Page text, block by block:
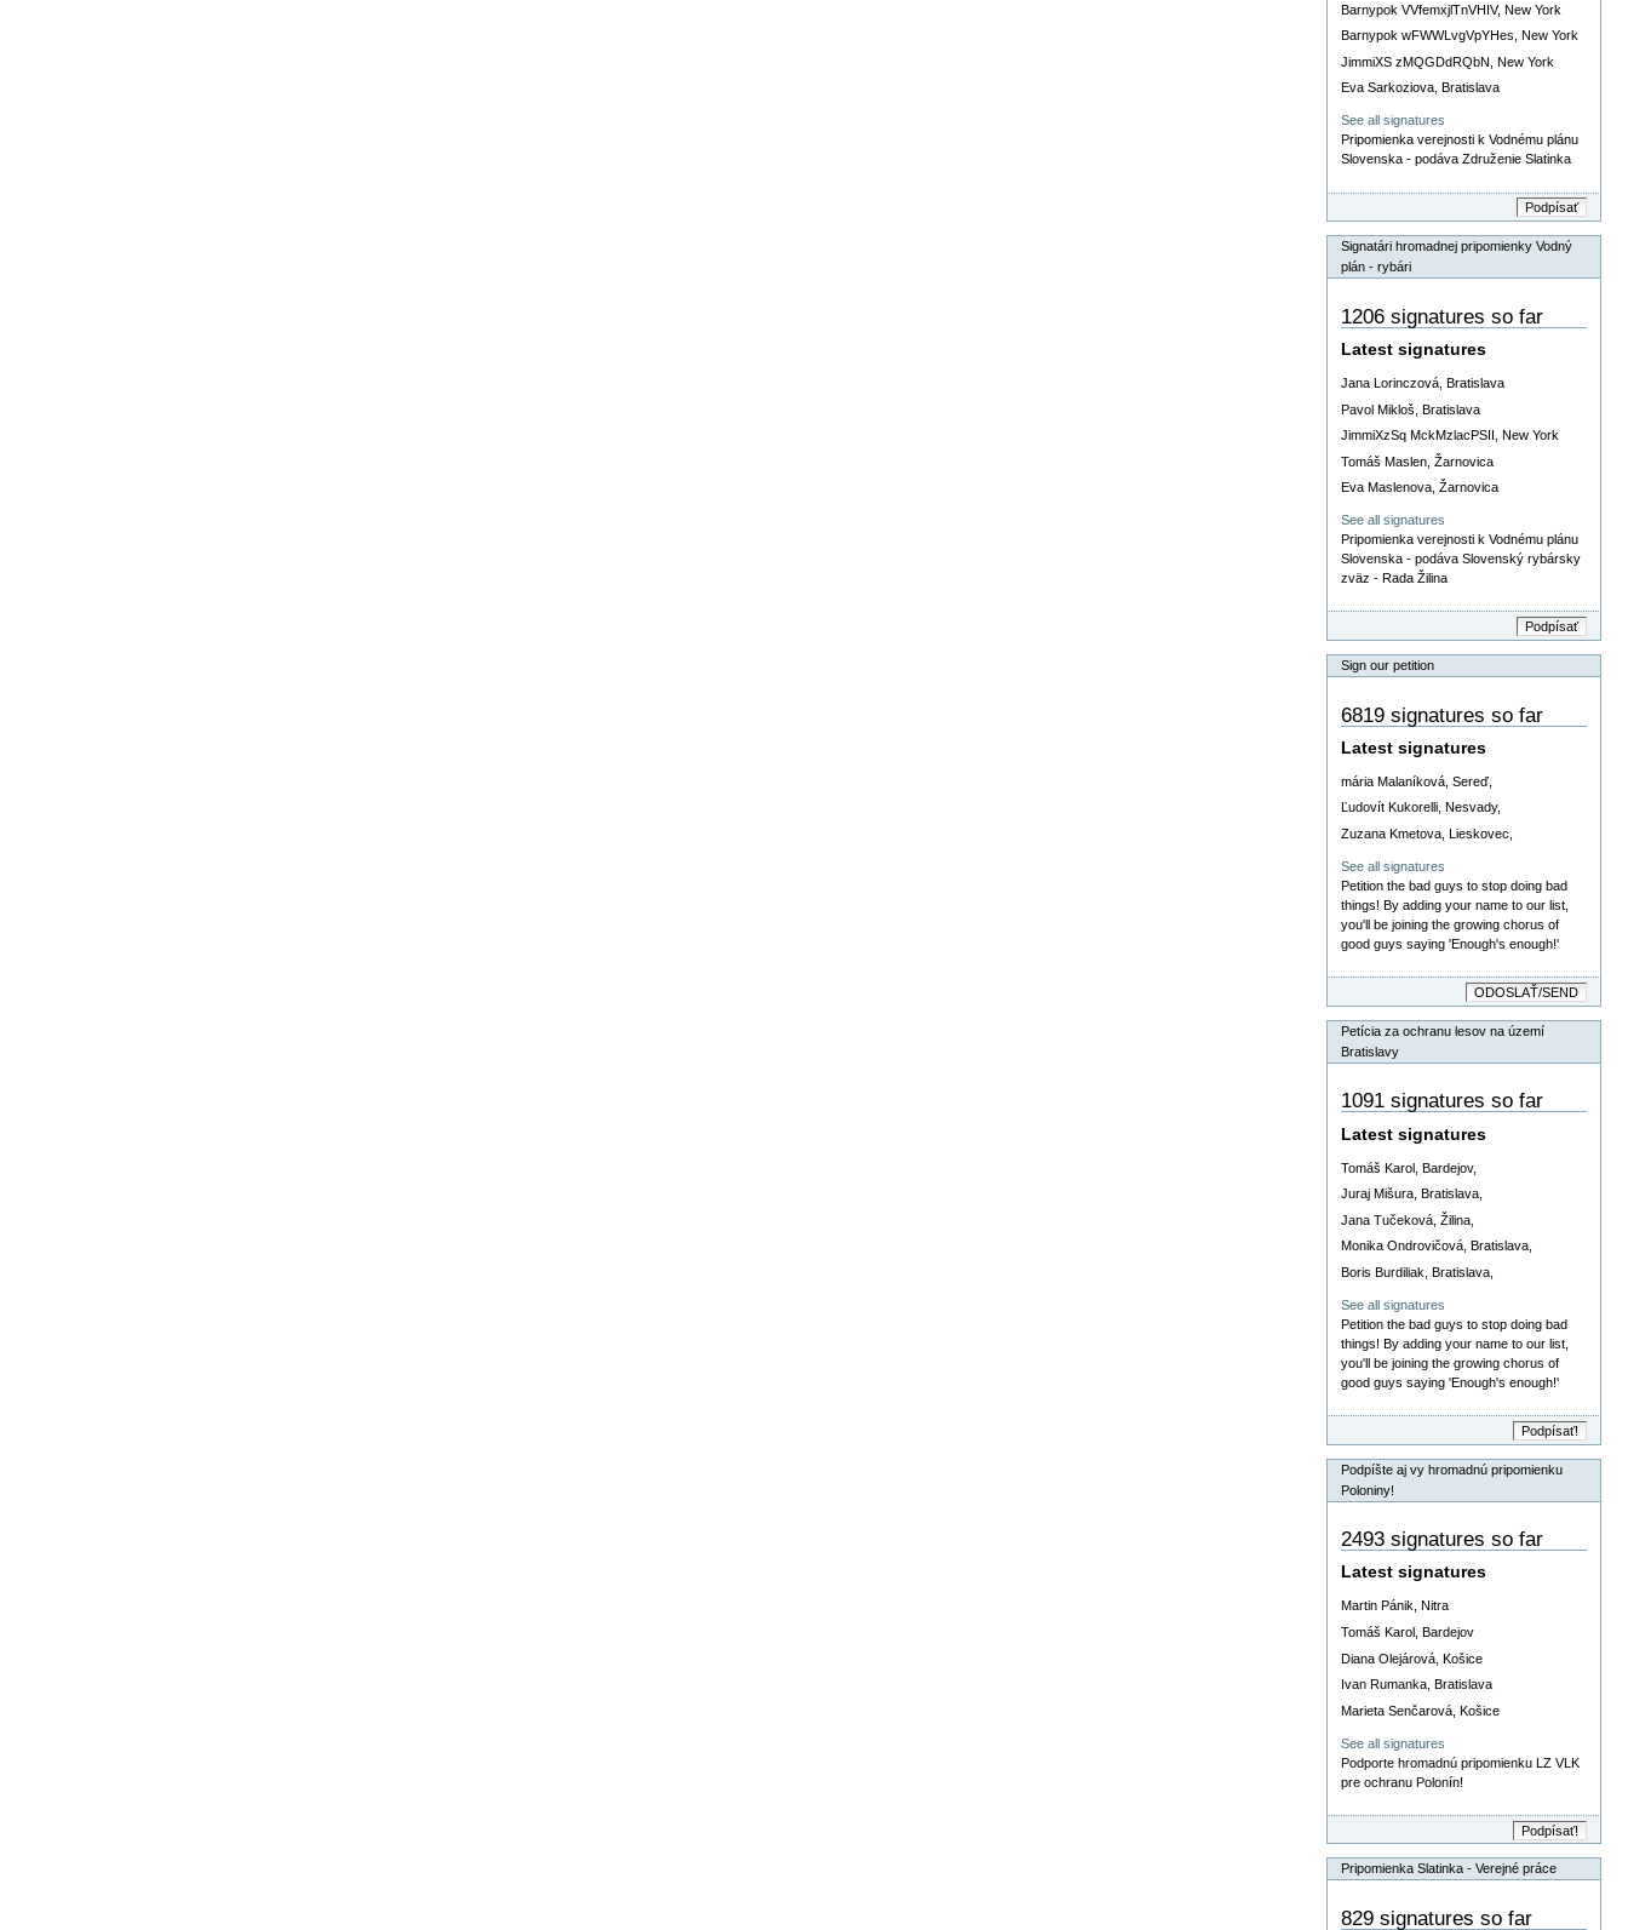
Barnypok VVfemxjlTnVHIV, New York
Barnypok wFWWLvgVpYHes, New York
JimmiXS zMQGDdRQbN, New York
Eva Sarkoziova, Bratislava
See all signatures
Pripomienka verejnosti k Vodnému plánu
Slovenska - podáva Združenie Slatinka
Signatári hromadnej pripomienky Vodný
plán - rybári
1206 signatures so far
Latest signatures
Jana Lorinczová, Bratislava
Pavol Mikloš, Bratislava
JimmiXzSq MckMzlacPSII, New York
Tomáš Maslen, Žarnovica
Eva Maslenova, Žarnovica
See all signatures
Pripomienka verejnosti k Vodnému plánu
Slovenska - podáva Slovenský rybársky
zväz - Rada Žilina
Sign our petition
6819 signatures so far
Latest signatures
mária Malaníková, Sereď,
Ľudovít Kukorelli, Nesvady,
Zuzana Kmetova, Lieskovec,
See all signatures
Petition the bad guys to stop doing bad
things! By adding your name to our list,
you'll be joining the growing chorus of
good guys saying 'Enough's enough!'
Petícia za ochranu lesov na území
Bratislavy
1091 signatures so far
Latest signatures
Tomáš Karol, Bardejov,
Juraj Mišura, Bratislava,
Jana Tučeková, Žilina,
Monika Ondrovičová, Bratislava,
Boris Burdiliak, Bratislava,
See all signatures
Petition the bad guys to stop doing bad
things! By adding your name to our list,
you'll be joining the growing chorus of
good guys saying 'Enough's enough!'
Podpíšte aj vy hromadnú pripomienku
Poloniny!
2493 signatures so far
Latest signatures
Martin Pánik, Nitra
Tomáš Karol, Bardejov
Diana Olejárová, Košice
Ivan Rumanka, Bratislava
Marieta Senčarová, Košice
See all signatures
Podporte hromadnú pripomienku LZ VLK
pre ochranu Polonín!
Pripomienka Slatinka - Verejné práce
829 signatures so far